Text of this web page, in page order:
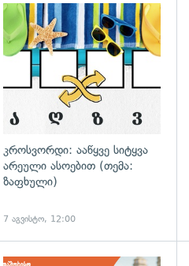
გადახედვა
კროსვორდი: ააწყვე სიტყვა
არეული ასოებით (თემა:
ზაფხული)
7 აგვისტო, 12:00